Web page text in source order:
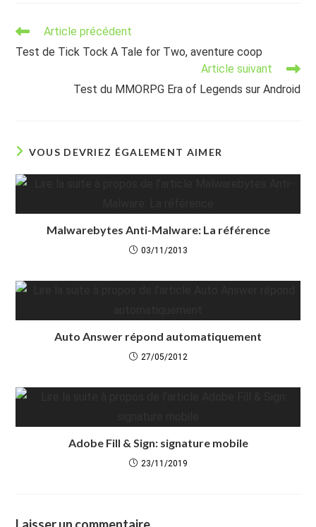
Read
articles
Article précédent
Test de Tick Tock A Tale for Two, aventure coop
Article suivant
Test du MMORPG Era of Legends sur Android
VOUS DEVRIEZ ÉGALEMENT AIMER
Malwarebytes Anti-Malware: La référence
03/11/2013
Auto Answer répond automatiquement
27/05/2012
Adobe Fill & Sign: signature mobile
23/11/2019